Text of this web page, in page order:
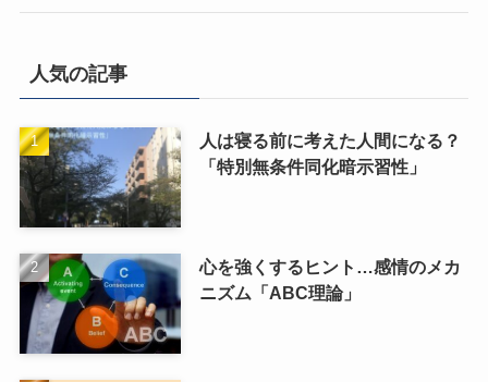
人気の記事
人は寝る前に考えた人間になる？
「特別無条件同化暗示習性」
心を強くするヒント…感情のメカ
ニズム「ABC理論」